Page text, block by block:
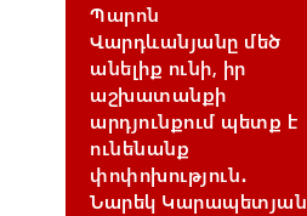
Պարոն
Վարդևանյանը մեծ
անելիք ունի, իր
աշխատանքի
արդյունքում պետք է
ունենանք
փոփոխություն․
Նարեկ Կարապետյան